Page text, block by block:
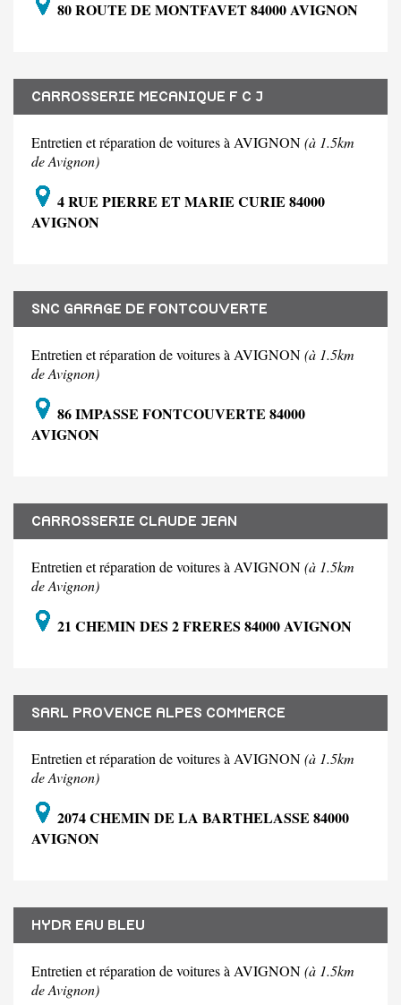
80 ROUTE DE MONTFAVET 84000 AVIGNON
CARROSSERIE MECANIQUE F C J
Entretien et réparation de voitures à AVIGNON(à 1.5km
de Avignon)
4 RUE PIERRE ET MARIE CURIE 84000
AVIGNON
SNC GARAGE DE FONTCOUVERTE
Entretien et réparation de voitures à AVIGNON(à 1.5km
de Avignon)
86 IMPASSE FONTCOUVERTE 84000
AVIGNON
CARROSSERIE CLAUDE JEAN
Entretien et réparation de voitures à AVIGNON(à 1.5km
de Avignon)
21 CHEMIN DES 2 FRERES 84000 AVIGNON
SARL PROVENCE ALPES COMMERCE
Entretien et réparation de voitures à AVIGNON(à 1.5km
de Avignon)
2074 CHEMIN DE LA BARTHELASSE 84000
AVIGNON
HYDR EAU BLEU
Entretien et réparation de voitures à AVIGNON(à 1.5km
de Avignon)